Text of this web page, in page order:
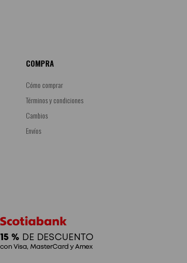
COMPRA
Cómo comprar
Términos y condiciones
Cambios
Envíos